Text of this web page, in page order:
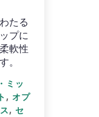
たる
プに
軟性
。
ミッ
, オプ
, セ